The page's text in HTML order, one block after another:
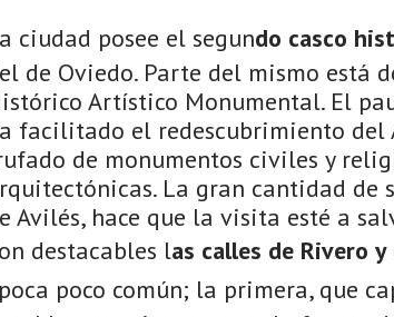
ciudad posee el segundo casco
de Oviedo. Parte del mismo está
Artístico Monumental. El
facilitado el redescubrimiento del
de monumentos civiles y
La gran cantidad
Avilés, hace que la visita esté a
destacables las calles de Rivero y
poco común; la primera, que